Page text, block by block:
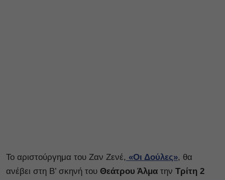
Το αριστούργημα του Ζαν Ζενέ, «Οι Δούλες», θα
ανέβει στη Β’ σκηνή του Θεάτρου Άλμα την Τρίτη 2